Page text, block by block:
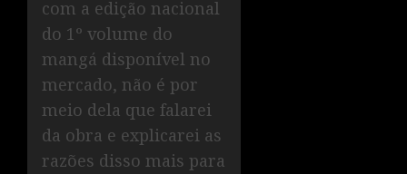
com a edição nacional
do 1º volume do
mangá disponível no
mercado, não é por
meio dela que falarei
da obra e explicarei as
razões disso mais para